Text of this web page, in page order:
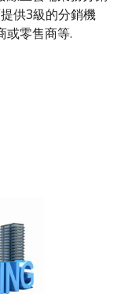
供3級的分銷機
或零售商等.